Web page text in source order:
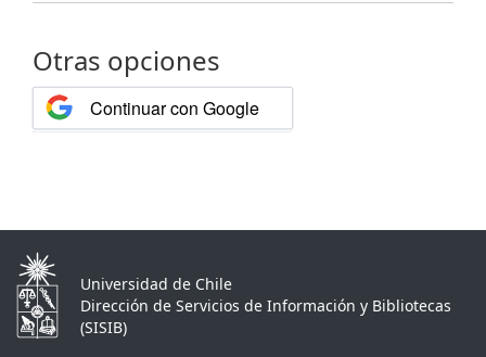
Otras opciones
Continuar con Google
Universidad de Chile
Dirección de Servicios de Información y Bibliotecas
(SISIB)